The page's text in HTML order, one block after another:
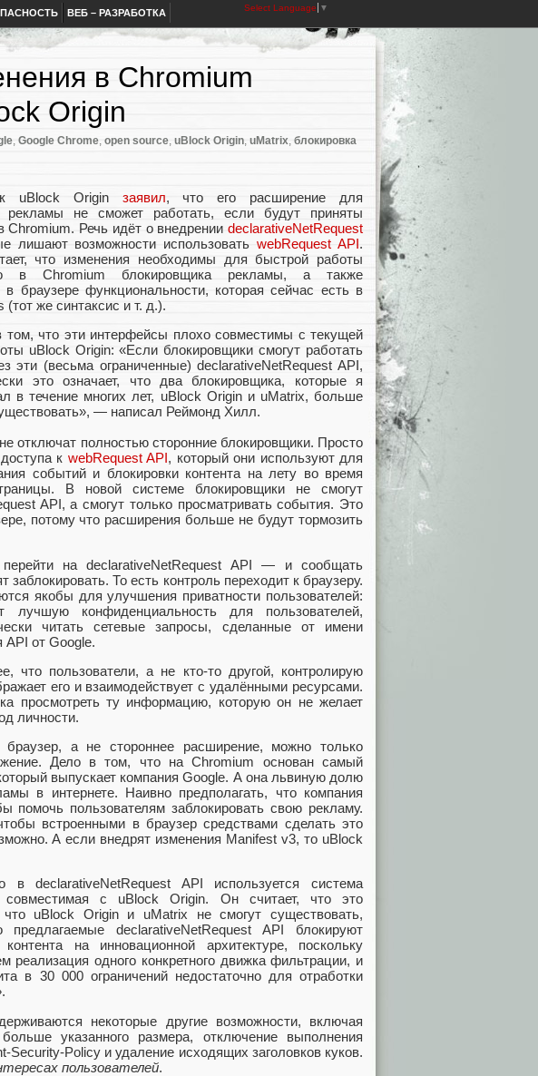
ВЕБ – РАЗРАБОТКА Select Language ▼
в Chromium
Origin
, Google Chrome, open source, uBlock Origin, uMatrix, блокировка
uBlock Origin заявил, что его расширение для
рекламы не сможет работать, если будут приняты
Chromium. Речь идёт о внедрении declarativeNetRequest
лишают возможности использоватьwebRequest API.
что изменения необходимы для быстрой работы
в Chromium блокировщика рекламы, а также
в браузере функциональности, которая сейчас есть в
(тот же синтаксис и т. д.).
том, что эти интерфейсы плохо совместимы с текущей
uBlock Origin: «Если блокировщики смогут работать
эти (весьма ограниченные) declarativeNetRequest API,
это означает, что два блокировщика, которые я
в течение многих лет, uBlock Origin и uMatrix, больше
— написал Реймонд Хилл.
отключат полностью сторонние блокировщики. Просто
к webRequest API, который они используют для
событий и блокировки контента на лету во время
В новой системе блокировщики не смогут
API, а смогут только просматривать события. Это
потому что расширения больше не будут тормозить
на declarativeNetRequest API — и сообщать
заблокировать. То есть контроль переходит к браузеру.
якобы для улучшения приватности пользователей:
лучшую конфиденциальность для пользователей,
читать сетевые запросы, сделанные от имени
API от Google.
что пользователи, а не кто-то другой, контролирую
его и взаимодействует с удалёнными ресурсами.
просмотреть ту информацию, которую он не желает
личности.
а не стороннее расширение, можно только
Дело в том, что на Chromium основан самый
выпускает компания Google. А она львиную долю
в интернете. Наивно предполагать, что компания
помочь пользователям заблокировать свою рекламу.
встроенными в браузер средствами сделать это
А если внедрят изменения Manifest v3, то uBlock
declarativeNetRequest API используется система
с uBlock Origin. Он считает, что это
uBlock Origin и uMatrix не смогут существовать,
declarativeNetRequest API блокируют
на инновационной архитектуре, поскольку
одного конкретного движка фильтрации, и
в 30 000 ограничений недостаточно для отработки
некоторые другие возможности, включая
указанного размера, отключение выполнения
Security-Policy и удаление исходящих заголовков куков.
пользователей.